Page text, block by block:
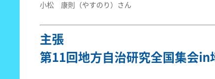
小松 康則（やすのり）さん
主張
第11回地方自治研究全国集会in